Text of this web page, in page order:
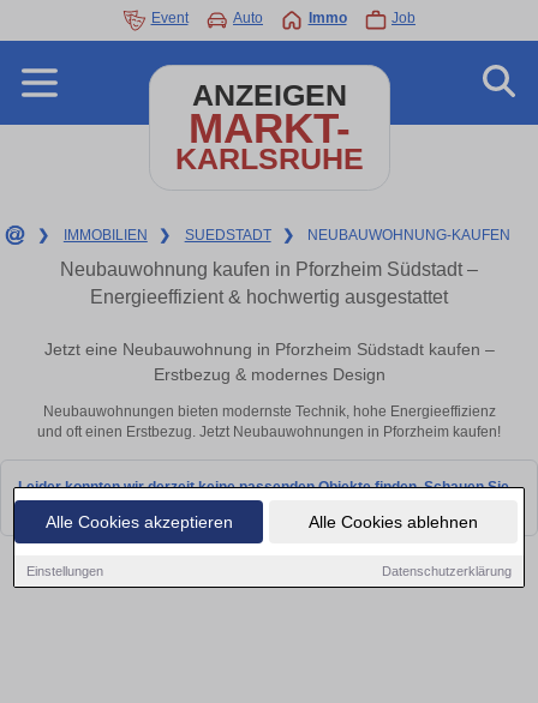
Alle Cookies akzeptieren Alle Cookies ablehnen
Einstellungen Datenschutzerklärung
Event Auto Immo Job
ANZEIGEN
MARKT-
KARLSRUHE
❯ IMMOBILIEN ❯ SUEDSTADT ❯ NEUBAUWOHNUNG-KAUFEN
Neubauwohnung kaufen in Pforzheim Südstadt –
Energieeffizient & hochwertig ausgestattet
Jetzt eine Neubauwohnung in Pforzheim Südstadt kaufen –
Erstbezug & modernes Design
Neubauwohnungen bieten modernste Technik, hohe Energieeffizienz
und oft einen Erstbezug. Jetzt Neubauwohnungen in Pforzheim kaufen!
Leider konnten wir derzeit keine passenden Objekte finden. Schauen Sie